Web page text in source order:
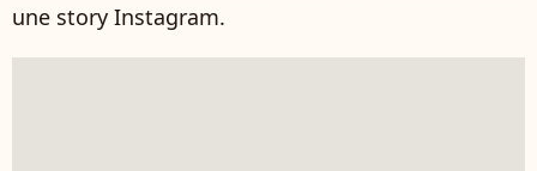
une story Instagram.